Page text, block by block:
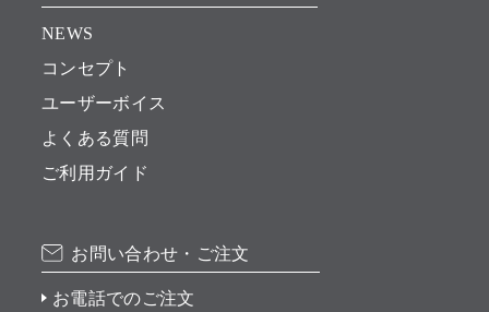
NEWS
コンセプト
ユーザーボイス
よくある質問
ご利用ガイド
お問い合わせ・ご注文
お電話でのご注文